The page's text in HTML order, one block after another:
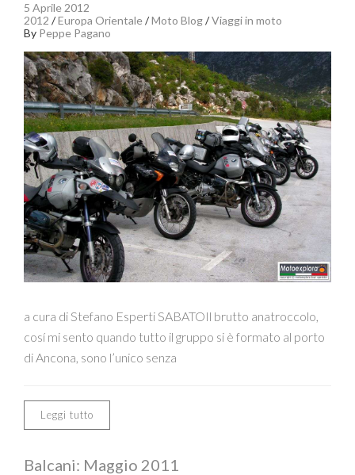
5 Aprile 2012
2012 /Europa Orientale/Moto Blog/Viaggi in moto
By Peppe Pagano
a cura di Stefano Esperti SABATOIl brutto anatroccolo,
cosí mi sento quando tutto il gruppo si è formato al porto
di Ancona, sono l’unico senza
Leggi tutto
Balcani: Maggio 2011